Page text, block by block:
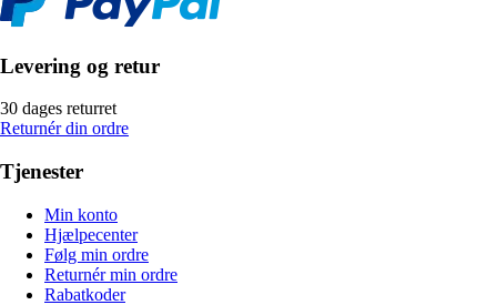
Levering og retur
30 dages returret
Returnér din ordre
Tjenester
Min konto
Hjælpecenter
Følg min ordre
Returnér min ordre
Rabatkoder